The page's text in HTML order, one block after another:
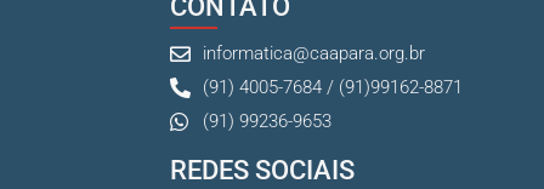
CONTATO
informatica@caapara.org.br
(91) 4005-7684 / (91)99162-8871
(91) 99236-9653
REDES SOCIAIS